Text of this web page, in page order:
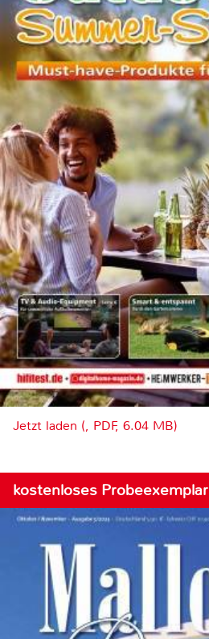
Jetzt laden (, PDF, 6.04 MB)
kostenloses Probeexemplar